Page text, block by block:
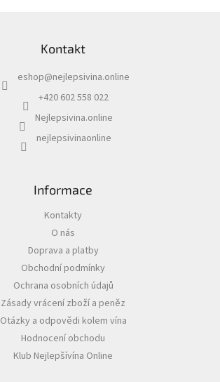
Kontakt
eshop@nejlepsivina.online
+420 602 558 022
Nejlepsivina.online
nejlepsivinaonline
Informace
Kontakty
O nás
Doprava a platby
Obchodní podmínky
Ochrana osobních údajů
Zásady vrácení zboží a peněz
Otázky a odpovědi kolem vína
Hodnocení obchodu
Klub Nejlepšívína Online